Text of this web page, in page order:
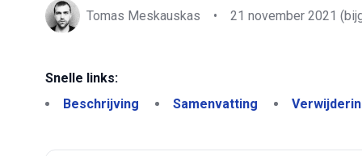
Tomas Meskauskas • 21 november 2021
Snelle links:
Beschrijving
Samenvatting